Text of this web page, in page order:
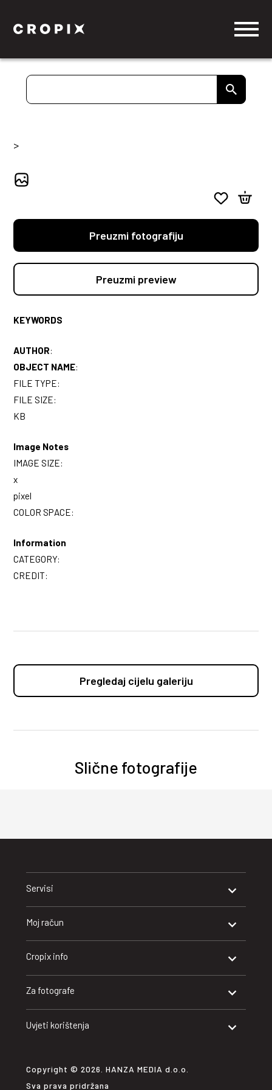
>
Preuzmi fotografiju
Preuzmi preview
KEYWORDS
AUTHOR:
OBJECT NAME:
FILE TYPE:
FILE SIZE:
KB
Image Notes
IMAGE SIZE:
x
pixel
COLOR SPACE:
Information
CATEGORY:
CREDIT:
Pregledaj cijelu galeriju
Slične fotografije
Servisi
Moj račun
Cropix info
Za fotografe
Uvjeti korištenja
Copyright © 2026. HANZA MEDIA d.o.o.
Sva prava pridržana